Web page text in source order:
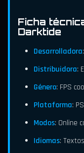
Ficha
Darktide
Desarrolladora
Distribuidora:
Género: FPS
Plataforma:
Modos: Online
Idiomas: